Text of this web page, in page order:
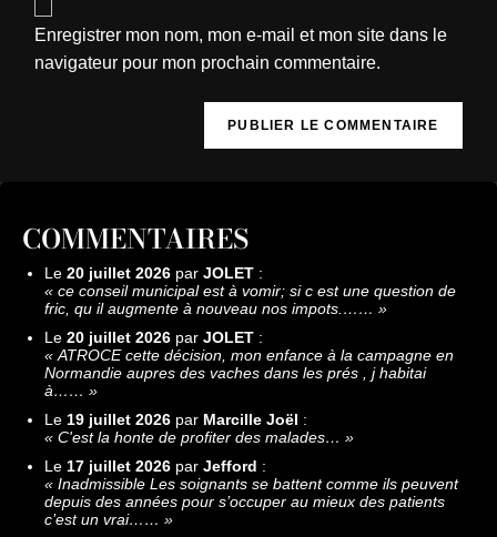
Enregistrer mon nom, mon e-mail et mon site dans le
navigateur pour mon prochain commentaire.
COMMENTAIRES
Le 20 juillet 2026 par JOLET :
« ce conseil municipal est à vomir; si c est une question de
fric, qu il augmente à nouveau nos impots.…… »
Le 20 juillet 2026 par JOLET :
«ATROCE cette décision, mon enfance à la campagne en
Normandie aupres des vaches dans les prés , j habitai
à…… »
Le 19 juillet 2026 par Marcille Joël :
« C'est la honte de profiter des malades… »
Le 17 juillet 2026 par Jefford :
« Inadmissible Les soignants se battent comme ils peuvent
depuis des années pour s’occuper au mieux des patients
c’est un vrai…… »